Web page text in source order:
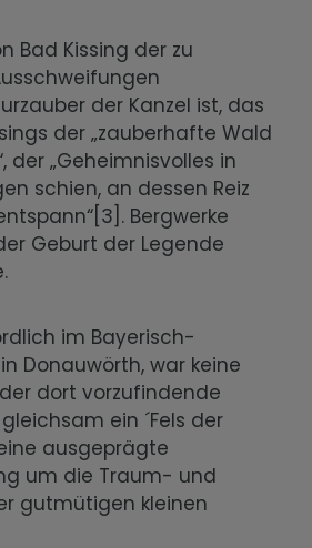
Bad Kissing der zu
der Kanzel ist, das
der „zauberhafte Wald
der „Geheimnisvolles in
schien, an dessen Reiz
Bergwerke
Geburt der Legende
im Bayerisch-
Donauwörth, war keine
dort vorzufindende
ein ´Fels der
ausgeprägte
um die Traum- und
gutmütigen kleinen